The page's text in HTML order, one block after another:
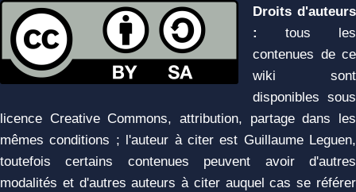
Droits d'auteurs
:
tous les
contenues de ce
wiki sont
disponibles sous
licence Creative Commons, attribution, partage dans les
mêmes conditions ; l'auteur à citer est Guillaume Leguen,
toutefois certains contenues peuvent avoir d'autres
modalités et d'autres auteurs à citer auquel cas se référer